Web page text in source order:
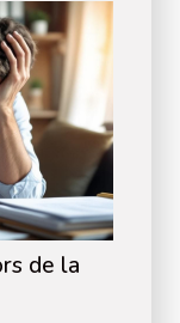
de la